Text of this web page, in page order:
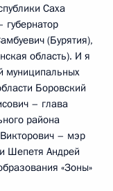
Саха
губернатор
(Бурятия),
область). И я
муниципальных
Боровский
– глава
района
– мэр
Шепетя Андрей
«Зоны»